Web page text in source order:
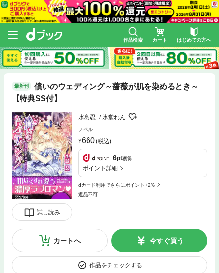
作品検索 カート はじめての方へ
最新刊
償いのウェディング～薔薇が肌を染めるとき～
【特典SS付】
試し読み
水島忍 氷堂れん
ノベル
660(税込)
6pt獲得
ポイント詳細
dカード利用でさらにポイント+2%
返品不可
カートへ 今すぐ買う
作品をチェックする